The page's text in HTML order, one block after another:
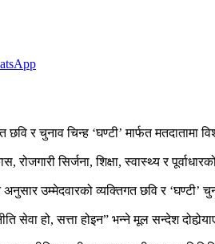
र चुनाव चिन्ह ‘घण्टी’ मार्फत मतदातामा
सिर्जना, शिक्षा, स्वास्थ्य र
उम्मेदवारको व्यक्तिगत छवि र ‘घण्टी’
सेवा हो, सत्ता होइन” भन्ने मूल सन्देश